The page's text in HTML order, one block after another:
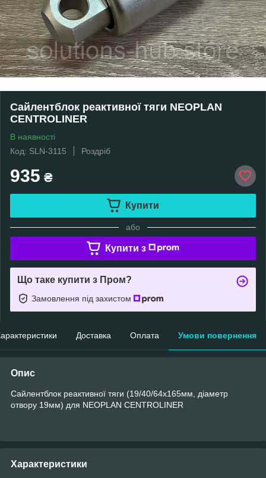
Сайлентблок реактивної тяги NEOPLAN
CENTROLINER
В наявності
Код: SLN-3115
Роздріб
935 ₴
Купити
або
Купити з
Що таке купити з Пром?
Замовлення під захистом
Доставка Оплата Умови повернення
Опис
Сайлентблок реактивної тяги (19/40/64x165мм, діаметр
отвору 19мм) для NEOPLAN CENTROLINER
Характеристики